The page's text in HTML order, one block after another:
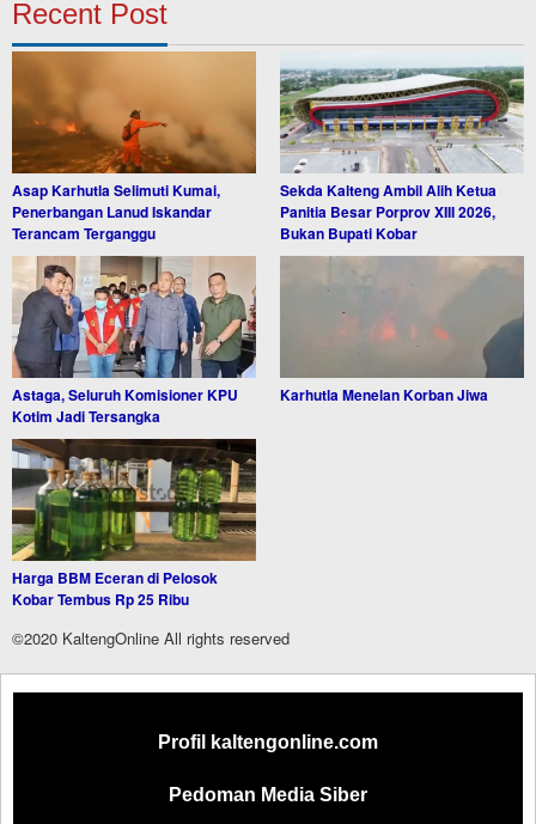
Recent Post
Asap Karhutla Selimuti Kumai,
Penerbangan Lanud Iskandar
Terancam Terganggu
Sekda Kalteng Ambil Alih Ketua
Panitia Besar Porprov XIII 2026,
Bukan Bupati Kobar
Astaga, Seluruh Komisioner KPU
Kotim Jadi Tersangka
Karhutla Menelan Korban Jiwa
Harga BBM Eceran di Pelosok
Kobar Tembus Rp 25 Ribu
©2020 KaltengOnline All rights reserved
Profil kaltengonline.com
Pedoman Media Siber